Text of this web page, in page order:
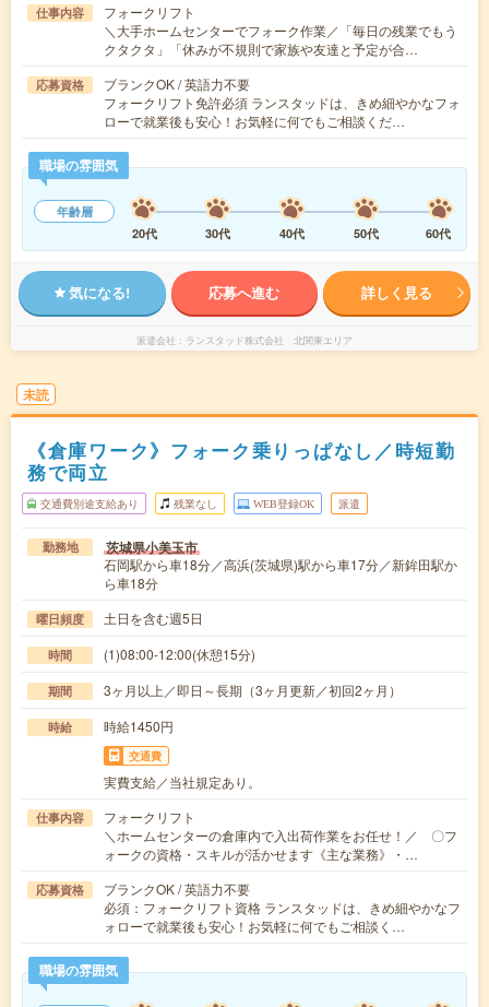
仕事内容
フォークリフト
＼大手ホームセンターでフォーク作業／「毎日の残業でもう
クタクタ」「休みが不規則で家族や友達と予定が合…
応募資格
ブランクOK / 英語力不要
フォークリフト免許必須 ランスタッドは、きめ細やかなフォ
ローで就業後も安心！お気軽に何でもご相談くだ…
職場の雰囲気
年齢層
20代
30代 40代 50代 60代
気になる! 応募へ進む 詳しく見る
派遣会社 ランスタッド株式会社 北関東エリア
未読
《倉庫ワーク》フォーク乗りっぱなし／時短勤
務で両立
交通費別途支給あり 残業なし WEB登録OK 派遣
勤務地 茨城県小美玉市
石岡駅から車18分／高浜(茨城県)駅から車17分／新鉾田駅か
ら車18分
曜日頻度 土日を含む週5日
時間 (1)08:00-12:00(休憩15分)
期間 3ヶ月以上／即日～長期（3ヶ月更新／初回2ヶ月）
時給 時給1450円
交通費
実費支給／当社規定あり。
仕事内容
フォークリフト
＼ホームセンターの倉庫内で入出荷作業をお任せ！／ 〇フ
ォークの資格・スキルが活かせます《主な業務》・…
応募資格
ブランクOK / 英語力不要
必須：フォークリフト資格 ランスタッドは、きめ細やかなフ
ォローで就業後も安心！お気軽に何でもご相談く…
職場の雰囲気